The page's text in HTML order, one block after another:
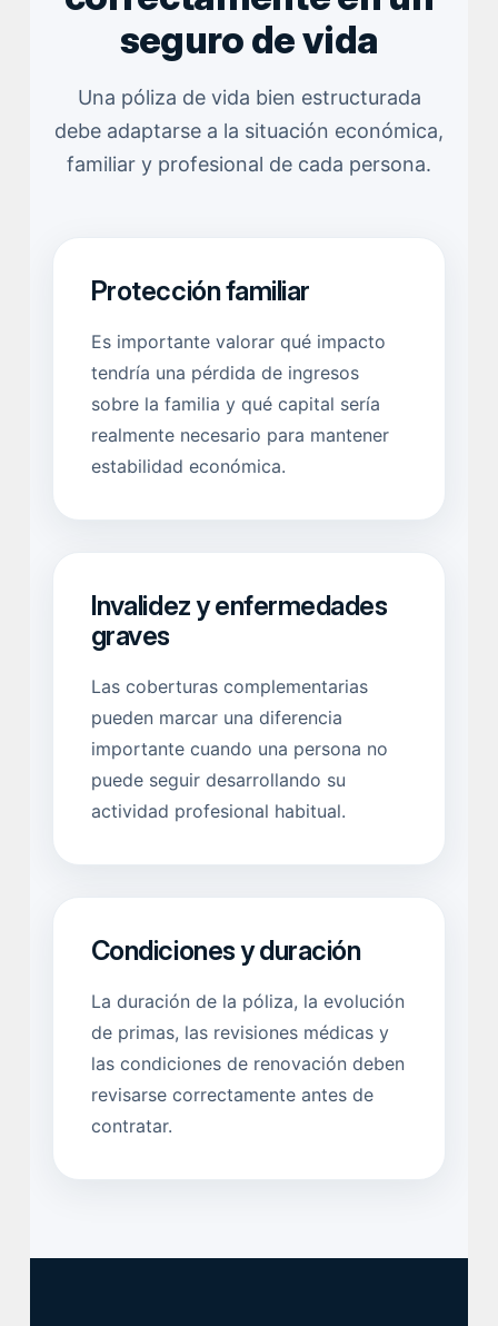
seguro de vida
Una póliza de vida bien estructurada
debe adaptarse a la situación económica,
familiar y profesional de cada persona.
Protección familiar
Es importante valorar qué impacto
tendría una pérdida de ingresos
sobre la familia y qué capital sería
realmente necesario para mantener
estabilidad económica.
Invalidez y enfermedades
graves
Las coberturas complementarias
pueden marcar una diferencia
importante cuando una persona no
puede seguir desarrollando su
actividad profesional habitual.
Condiciones y duración
La duración de la póliza, la evolución
de primas, las revisiones médicas y
las condiciones de renovación deben
revisarse correctamente antes de
contratar.